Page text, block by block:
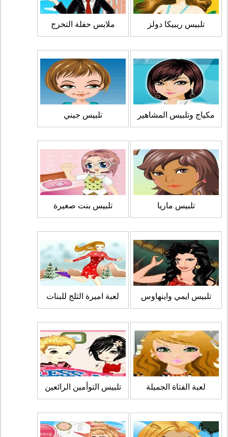
تلبيس ريبيكا دولز ملابس حفلة التخرج
مكياج وتلبيس المشاهير تلبيس جيني
تلبيس ماريا تلبيس بنت صغيرة
تلبيس ايمي واينهاوس لعبة اميرة الثلج للبنات
لعبة الفتاة الجميلة تلبيس التوأمين الرائعين